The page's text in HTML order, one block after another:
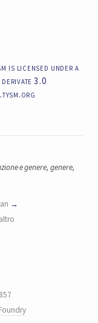
is licensed under a
3.0
e genere, genere,